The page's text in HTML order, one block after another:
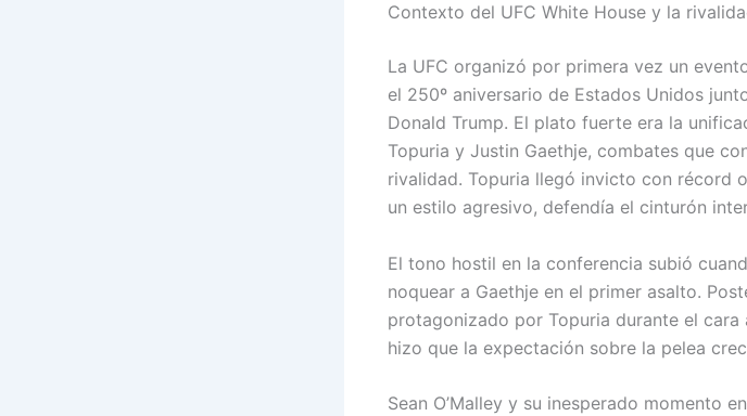
Contexto del UFC White House y la
La UFC organizó por primera vez un
el 250º aniversario de Estados Unidos
Donald Trump. El plato fuerte era la
Topuria y Justin Gaethje, combates que
rivalidad. Topuria llegó invicto con récord
un estilo agresivo, defendía el cinturón
El tono hostil en la conferencia subió
noquear a Gaethje en el primer asalto.
protagonizado por Topuria durante el
hizo que la expectación sobre la pelea
Sean O’Malley y su inesperado momento